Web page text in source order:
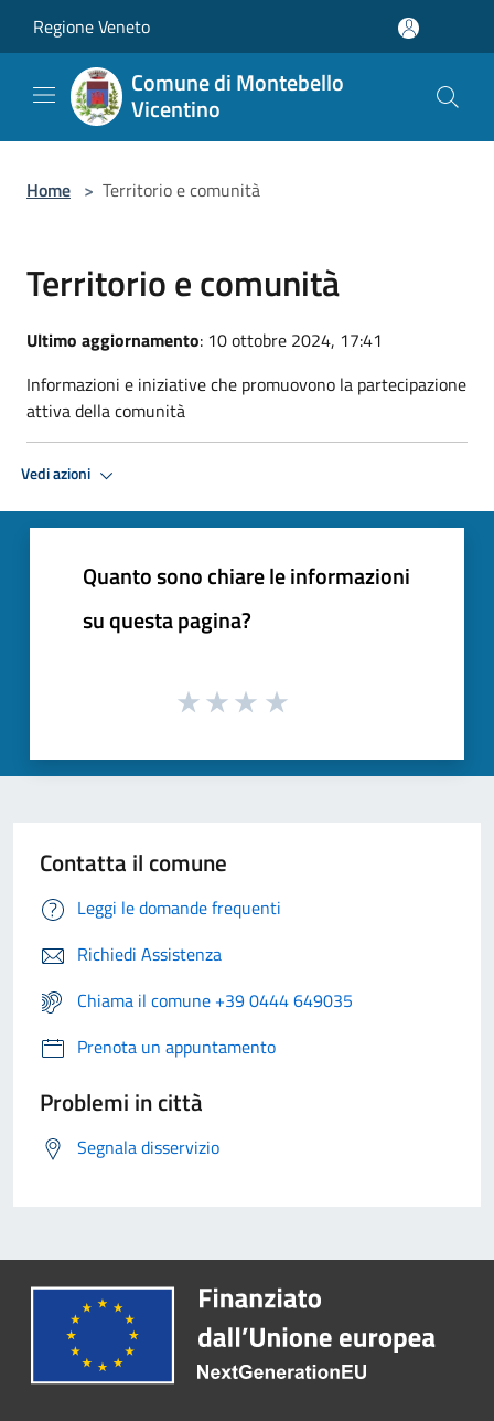
Regione Veneto
Comune di Montebello
Vicentino
Home > Territorio e comunità
Territorio e comunità
Ultimo aggiornamento: 10 ottobre 2024, 17:41
Informazioni e iniziative che promuovono la partecipazione
attiva della comunità
Vedi azioni
Quanto sono chiare le informazioni
su questa pagina?
Contatta il comune
Leggi le domande frequenti
Richiedi Assistenza
Chiama il comune +39 0444 649035
Prenota un appuntamento
Problemi in città
Segnala disservizio